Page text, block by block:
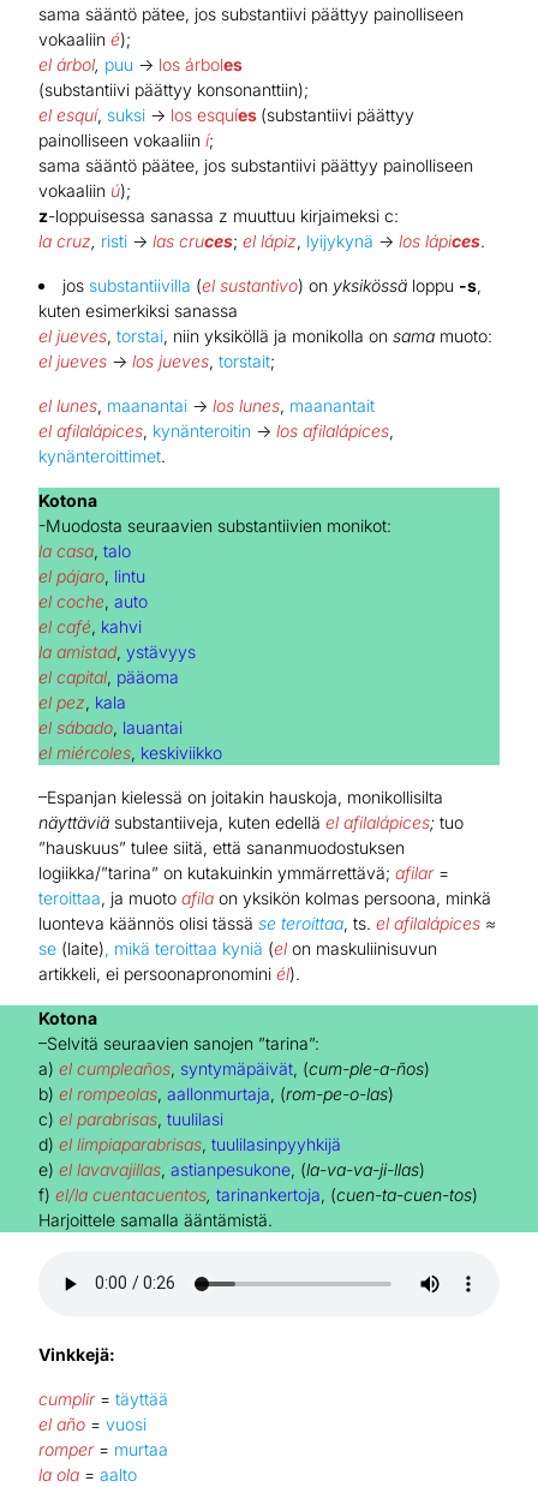
sama sääntö pätee, jos substantiivi päättyy painolliseen
vokaaliin é);
el árbol, puu → los árboles
(substantiivi päättyy konsonanttiin);
el esquí, suksi → los esquíes (substantiivi päättyy
painolliseen vokaaliin í;
sama sääntö päätee, jos substantiivi päättyy painolliseen
vokaaliin ú);
z-loppuisessa sanassa z muuttuu kirjaimeksi c:
la cruz, risti → las cruces; el lápiz, lyijykynä → los lápices.
jos substantiivilla (el sustantivo) on yksikössä loppu -s,
kuten esimerkiksi sanassa
el jueves, torstai, niin yksiköllä ja monikolla on sama muoto:
el jueves → los jueves, torstait;
el lunes, maanantai → los lunes, maanantait
el afilalápices, kynänteroitin → los afilalápices,
kynänteroittimet.
Kotona
-Muodosta seuraavien substantiivien monikot:
la casa, talo
el pájaro, lintu
el coche, auto
el café, kahvi
la amistad, ystävyys
el capital, pääoma
el pez, kala
el sábado, lauantai
el miércoles, keskiviikko
–Espanjan kielessä on joitakin hauskoja, monikollisilta
näyttäviä substantiiveja, kuten edellä el afilalápices; tuo
”hauskuus” tulee siitä, että sananmuodostuksen
logiikka/”tarina” on kutakuinkin ymmärrettävä; afilar=
teroittaa, ja muoto afila on yksikön kolmas persoona, minkä
luonteva käännös olisi tässä se teroittaa, ts. el afilalápices ≈
se (laite), mikä teroittaa kyniä (el on maskuliinisuvun
artikkeli, ei persoonapronomini él).
Kotona
–Selvitä seuraavien sanojen ”tarina”:
a) el cumpleaños, syntymäpäivät, (cum-ple-a-ños)
b) el rompeolas, aallonmurtaja, (rom-pe-o-las)
c) el parabrisas, tuulilasi
d) el limpiaparabrisas, tuulilasinpyyhkijä
e) el lavavajillas, astianpesukone, (la-va-va-ji-llas)
f) el/la cuentacuentos, tarinankertoja, (cuen-ta-cuen-tos)
Harjoittele samalla ääntämistä.
Vinkkejä:
cumplir = täyttää
el año = vuosi
romper= murtaa
la ola = aalto